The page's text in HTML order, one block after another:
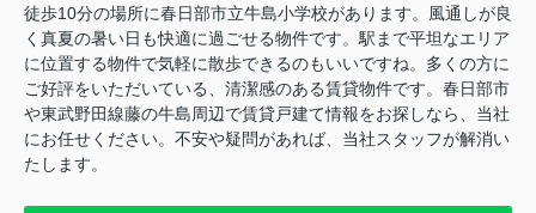
徒歩10分の場所に春日部市立牛島小学校があります。風通しが良
く真夏の暑い日も快適に過ごせる物件です。駅まで平坦なエリア
に位置する物件で気軽に散歩できるのもいいですね。多くの方に
ご好評をいただいている、清潔感のある賃貸物件です。春日部市
や東武野田線藤の牛島周辺で賃貸戸建て情報をお探しなら、当社
にお任せください。不安や疑問があれば、当社スタッフが解消い
たします。